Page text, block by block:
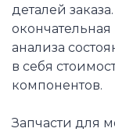
деталей
анализа
в себя
компонентов.
Запчасти для